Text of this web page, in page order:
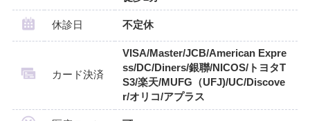
休診日 不定休
カード決済
VISA/Master/JCB/American Expre
ss/DC/Diners/銀聯/NICOS/トヨタT
S3/楽天/MUFG（UFJ)/UC/Discove
r/オリコ/アプラス